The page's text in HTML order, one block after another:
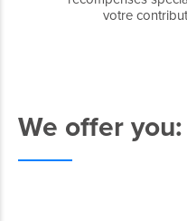
votre
We offer you: